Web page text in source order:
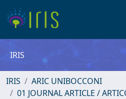
IRIS
IRIS
ARIC UNIBOCCONI
01 JOURNAL ARTICLE /